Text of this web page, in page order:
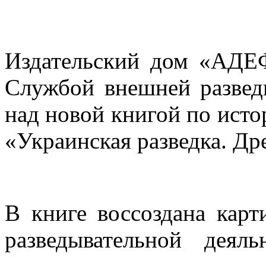
Издательский дом
Службой внешней
над новой книгой по
«Украинская разведка.
В книге воссоздана
разведывательной